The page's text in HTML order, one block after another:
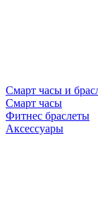
Смарт часы и
Смарт часы
Фитнес браслеты
Аксессуары